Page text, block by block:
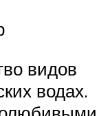
видов
водах.